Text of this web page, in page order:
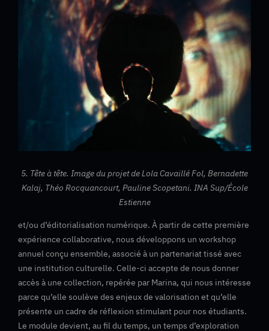
5. Tête à tête. Image du projet de Lola Cavaillé Fol, Bernadette
Kalaj, Théo Rocquancourt, Pauline Scopetani. INA Sup/École
Estienne
et/ou d’éditorialisation numérique. À partir de cette première
expérience collaborative, nous développons un workshop
annuel conçu ensemble, associé à un partenariat tissé avec
une institution culturelle. Celle-ci accepte de nous donner
accès à une collection, repérée par Marina, qui nous intéresse
parce qu’elle soulève des enjeux de valorisation et qu’elle
présente un cadre de réflexion stimulant pour nos étudiants.
Le module devient, au fil du temps, un temps d’exploration